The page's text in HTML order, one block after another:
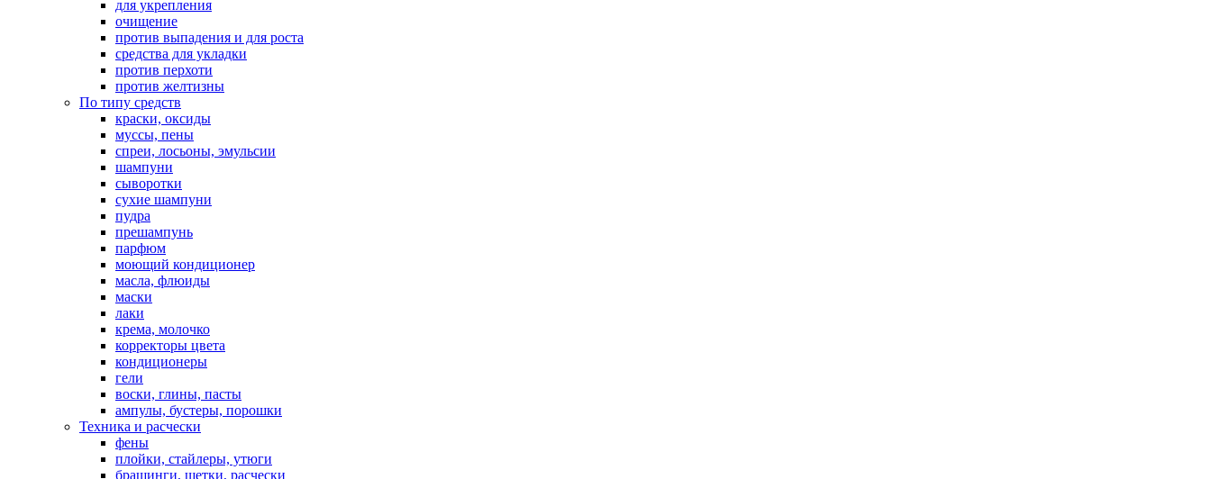
для укрепления
очищение
против выпадения и для роста
средства для укладки
против перхоти
против желтизны
По типу средств
краски, оксиды
муссы, пены
спреи, лосьоны, эмульсии
шампуни
сыворотки
сухие шампуни
пудра
прешампунь
парфюм
моющий кондиционер
масла, флюиды
маски
лаки
крема, молочко
корректоры цвета
кондиционеры
гели
воски, глины, пасты
ампулы, бустеры, порошки
Техника и расчески
фены
плойки, стайлеры, утюги
брашинги, щетки, расчески